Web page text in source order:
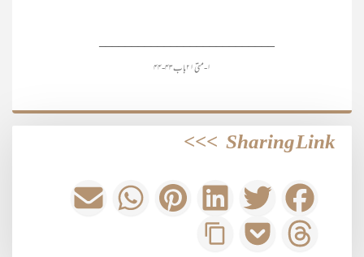
___________________________
۱- متی ۲۱ باب ۴۳- ۴۴
Sharing Link
>>>